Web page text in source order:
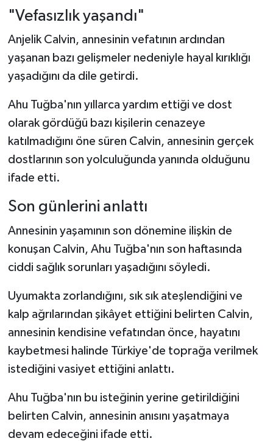
"Vefasızlık yaşandı"
Anjelik Calvin, annesinin vefatının ardından
yaşanan bazı gelişmeler nedeniyle hayal kırıklığı
yaşadığını da dile getirdi.
Ahu Tuğba'nın yıllarca yardım ettiği ve dost
olarak gördüğü bazı kişilerin cenazeye
katılmadığını öne süren Calvin, annesinin gerçek
dostlarının son yolculuğunda yanında olduğunu
ifade etti.
Son günlerini anlattı
Annesinin yaşamının son dönemine ilişkin de
konuşan Calvin, Ahu Tuğba'nın son haftasında
ciddi sağlık sorunları yaşadığını söyledi.
Uyumakta zorlandığını, sık sık ateşlendiğini ve
kalp ağrılarından şikâyet ettiğini belirten Calvin,
annesinin kendisine vefatından önce, hayatını
kaybetmesi halinde Türkiye'de toprağa verilmek
istediğini vasiyet ettiğini anlattı.
Ahu Tuğba'nın bu isteğinin yerine getirildiğini
belirten Calvin, annesinin anısını yaşatmaya
devam edeceğini ifade etti.